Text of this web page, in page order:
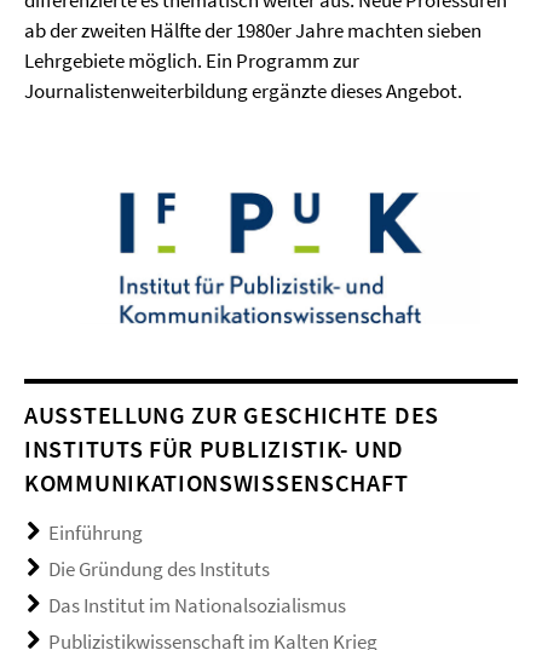
ab der zweiten Hälfte der 1980er Jahre machten sieben
Lehrgebiete möglich. Ein Programm zur
Journalistenweiterbildung ergänzte dieses Angebot.
AUSSTELLUNG ZUR GESCHICHTE DES
INSTITUTS FÜR PUBLIZISTIK- UND
KOMMUNIKATIONSWISSENSCHAFT
Einführung
Die Gründung des Instituts
Das Institut im Nationalsozialismus
Publizistikwissenschaft im Kalten Krieg